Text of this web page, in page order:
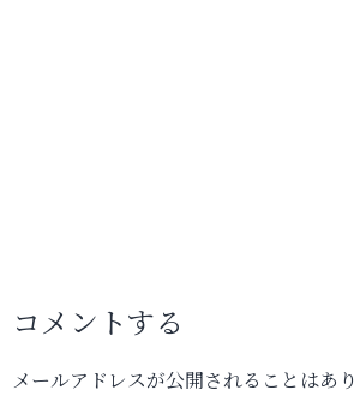
コメントする
メールアドレスが公開されることはあり